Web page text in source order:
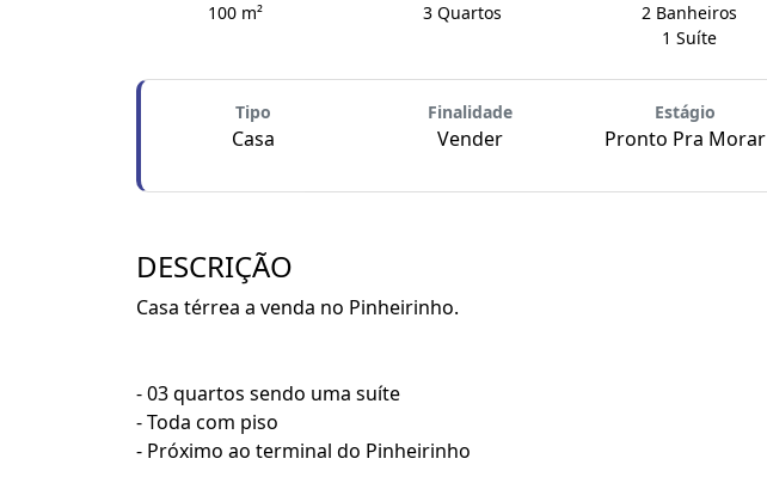
100 m² 3 Quartos
2 Banheiros
1 Suíte
Tipo
Casa
Finalidade
Vender
Estágio
Pronto Pra Morar
DESCRIÇÃO
Casa térrea a venda no Pinheirinho.
- 03 quartos sendo uma suíte
- Toda com piso
- Próximo ao terminal do Pinheirinho